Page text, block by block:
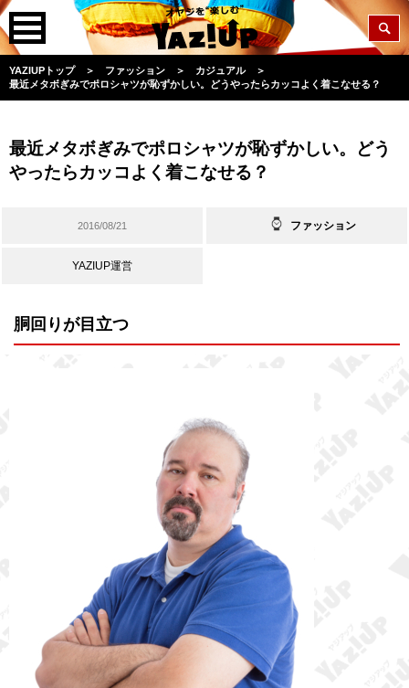
YAZIUPトップ ＞ ファッション ＞ カジュアル
＞
最近メタボぎみでポロシャツが恥ずかしい。どうやったらカッコよく着こなせる？
最近メタボぎみでポロシャツが恥ずかしい。どう
やったらカッコよく着こなせる？
2016/08/21 ファッション
YAZIUP運営
胴回りが目立つ